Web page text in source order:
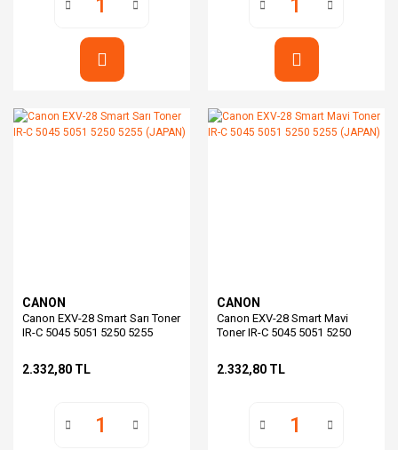
CANON
Canon EXV-28 Smart Sarı Toner
IR-C 5045 5051 5250 5255
2.332,80 TL
CANON
Canon EXV-28 Smart Mavi
Toner IR-C 5045 5051 5250
2.332,80 TL